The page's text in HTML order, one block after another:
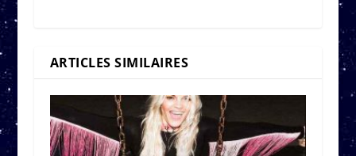
ARTICLES SIMILAIRES